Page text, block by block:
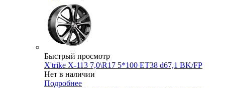
Быстрый просмотр
X'trike X-113 7,0\R17 5*100 ET38 d67,1 BK/FP
Нет в наличии
Подробнее